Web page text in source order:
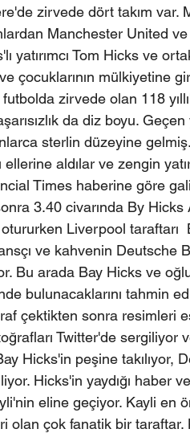
zirvede dört takım
Manchester United
yatırımcı Tom Hicks ve
çocuklarının mülkiyetine
futbolda zirvede olan 118
da diz boyu. Geçen
sterlin düzeyine
aldılar ve zengin
Times haberine göre
3.40 civarında By Hicks
Liverpool taraftarı
ve kahvenin Deutsche
Bu arada Bay Hicks ve
bulunacaklarını tahmin
çektikten sonra resimleri
Twitter'de sergiliyor
Hicks'in peşine takılıyor,
Hicks'in yaydığı haber
eline geçiyor. Kayli en
olan çok fanatik bir